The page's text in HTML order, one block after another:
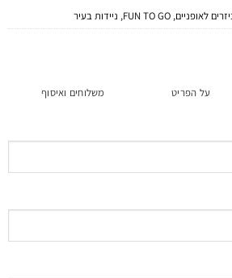
לאופניים,
FUN TO GO
,ניידות בעיר
על הפריט משלוחים ואיסוף